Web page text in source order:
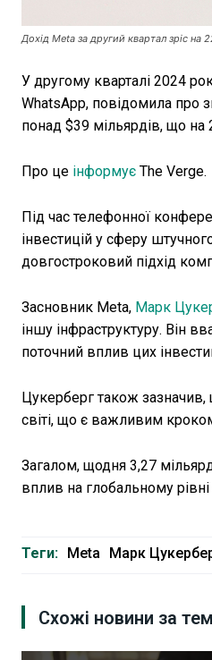
Дохід Meta за другий квартал зріс на
У другому кварталі 2024
WhatsApp, повідомила про
понад $39 мільярдів, що на
Про це інформує The Verge.
Під час телефонної
інвестицій у сферу
довгостроковий підхід
Засновник Meta, Марк
іншу інфраструктуру. Він
поточний вплив цих
Цукерберг також
світі, що є важливим
Загалом, щодня 3,27
вплив на глобальному
Теги: Meta Марк
Схожі новини за